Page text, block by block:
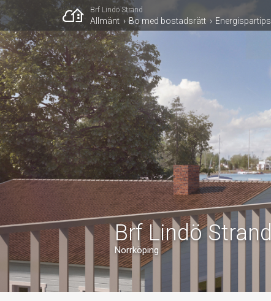
Brf Lindö Strand
Allmänt Bo med bostadsrätt Energispartips
Brf Lindö Strand
Norrköping